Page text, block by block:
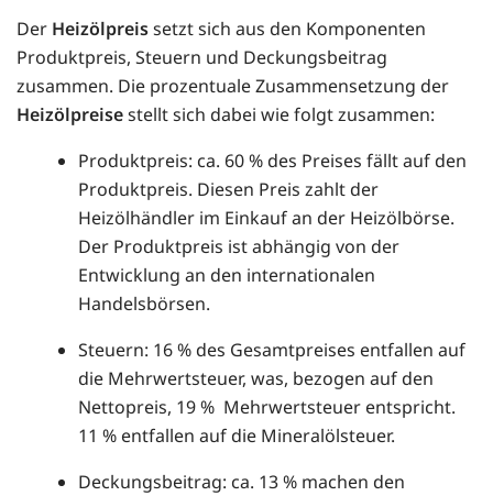
Der Heizölpreissetzt sich aus den Komponenten
Produktpreis, Steuern und Deckungsbeitrag
zusammen. Die prozentuale Zusammensetzung der
Heizölpreisestellt sich dabei wie folgt zusammen:
Produktpreis: ca. 60 % des Preises fällt auf den
Produktpreis. Diesen Preis zahlt der
Heizölhändler im Einkauf an der Heizölbörse.
Der Produktpreis ist abhängig von der
Entwicklung an den internationalen
Handelsbörsen.
Steuern: 16 % des Gesamtpreises entfallen auf
die Mehrwertsteuer, was, bezogen auf den
Nettopreis, 19 % Mehrwertsteuer entspricht.
11 % entfallen auf die Mineralölsteuer.
Deckungsbeitrag: ca. 13 % machen den